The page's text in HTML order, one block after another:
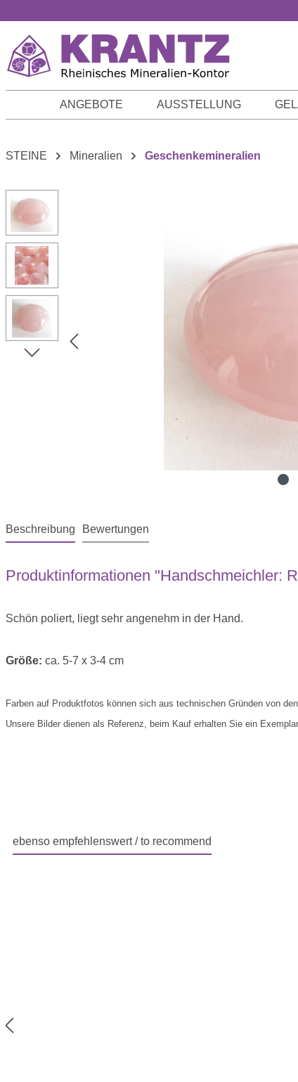
ANGEBOTE AUSSTELLUNG
STEINE Mineralien Geschenkemineralien
Beschreibung Bewertungen
Produktinformationen "Handschmeichler:
Schön poliert, liegt sehr angenehm in der Hand.
Größe: ca. 5-7 x 3-4 cm
Farben auf Produktfotos können sich aus technischen Gründen von
Unsere Bilder dienen als Referenz, beim Kauf erhalten Sie ein
ebenso empfehlenswert / to recommend